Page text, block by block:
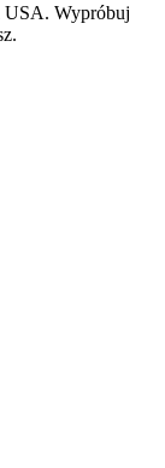
USA. Wypróbuj